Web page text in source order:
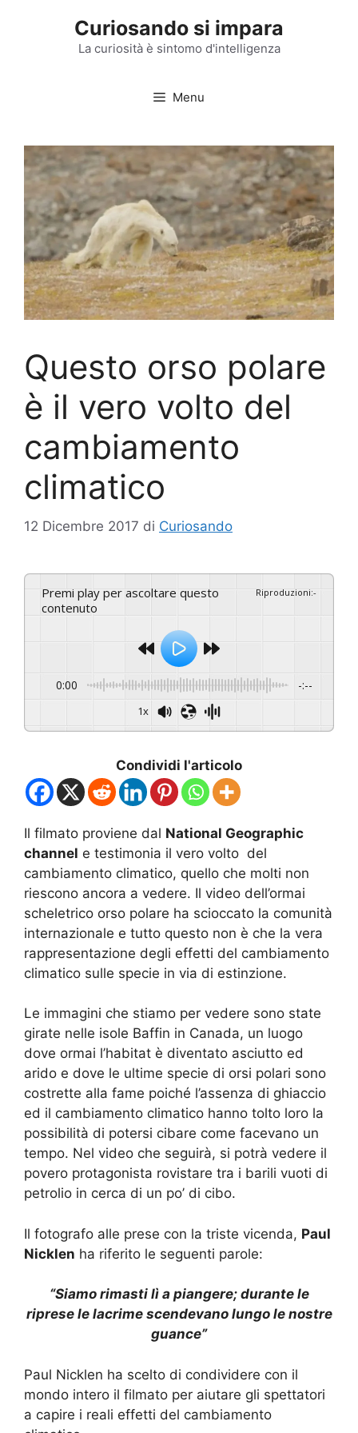
Curiosando si impara
La curiosità è sintomo d'intelligenza
Menu
Questo orso polare
è il vero volto del
cambiamento
climatico
12 Dicembre 2017 di Curiosando
Premi play per ascoltare questo
contenuto
Riproduzioni:-
0:00 -:--
1x
Condividi l'articolo
Il filmato proviene dal National Geographic
channel e testimonia il vero volto del
cambiamento climatico, quello che molti non
riescono ancora a vedere. Il video dell’ormai
scheletrico orso polare ha scioccato la comunità
internazionale e tutto questo non è che la vera
rappresentazione degli effetti del cambiamento
climatico sulle specie in via di estinzione.
Le immagini che stiamo per vedere sono state
girate nelle isole Baffin in Canada, un luogo
dove ormai l’habitat è diventato asciutto ed
arido e dove le ultime specie di orsi polari sono
costrette alla fame poiché l’assenza di ghiaccio
ed il cambiamento climatico hanno tolto loro la
possibilità di potersi cibare come facevano un
tempo. Nel video che seguirà, si potrà vedere il
povero protagonista rovistare tra i barili vuoti di
petrolio in cerca di un po’ di cibo.
Il fotografo alle prese con la triste vicenda, Paul
Nicklen ha riferito le seguenti parole:
“Siamo rimasti lì a piangere; durante le
riprese le lacrime scendevano lungo le nostre
guance”
Paul Nicklen ha scelto di condividere con il
mondo intero il filmato per aiutare gli spettatori
a capire i reali effetti del cambiamento